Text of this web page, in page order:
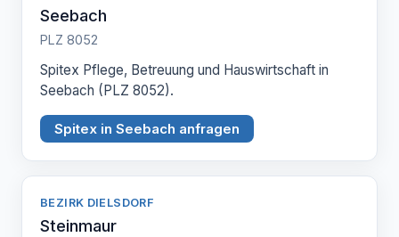
Seebach
PLZ 8052
Spitex Pflege, Betreuung und Hauswirtschaft in
Seebach (PLZ 8052).
Spitex in Seebach anfragen
BEZIRK DIELSDORF
Steinmaur